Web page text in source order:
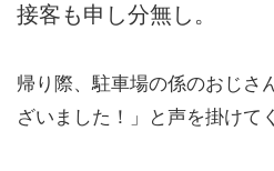
接客も申し分無し。
帰り際、駐車場の係のおじさ
ざいました！」と声を掛けて